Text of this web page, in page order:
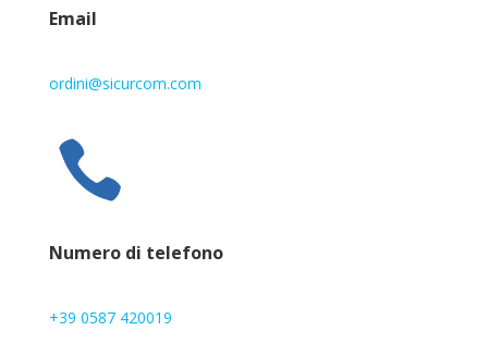
Email
ordini@sicurcom.com
Numero di telefono
+39 0587 420019